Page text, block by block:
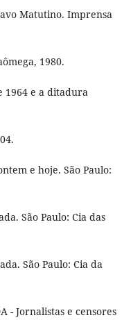
Matutino. Imprensa
1980.
1964 e a ditadura
e hoje. São Paulo:
São Paulo: Cia das
São Paulo: Cia da
- Jornalistas e censores